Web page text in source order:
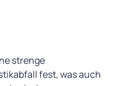
strenge
fest, was auch